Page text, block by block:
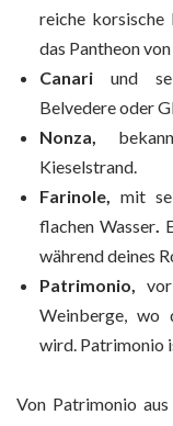
reiche korsische
das Pantheon von
Canariund
Belvedere oder
Nonza,
Kieselstrand.
Farinole,mit
flachen Wasser.
während deines
Patrimonio,
Weinberge, wo
wird. Patrimonio
Von Patrimonio